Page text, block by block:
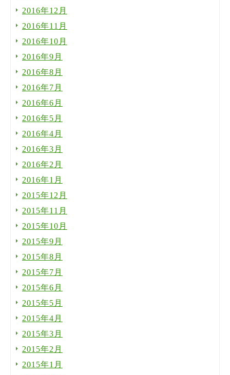
2016年12月
2016年11月
2016年10月
2016年9月
2016年8月
2016年7月
2016年6月
2016年5月
2016年4月
2016年3月
2016年2月
2016年1月
2015年12月
2015年11月
2015年10月
2015年9月
2015年8月
2015年7月
2015年6月
2015年5月
2015年4月
2015年3月
2015年2月
2015年1月